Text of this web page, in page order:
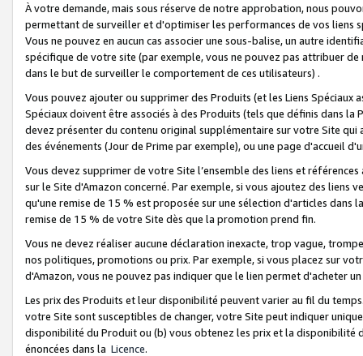
À votre demande, mais sous réserve de notre approbation, nous
permettant de surveiller et d'optimiser les performances de vos liens
Vous ne pouvez en aucun cas associer une sous-balise, un autre
spécifique de votre site (par exemple, vous ne pouvez pas attribuer
dans le but de surveiller le comportement de ces utilisateurs) .
Vous pouvez ajouter ou supprimer des Produits (et les Liens
Spéciaux doivent être associés à des Produits (tels que définis dans
devez présenter du contenu original supplémentaire sur votre Site qui
des événements (Jour de Prime par exemple), ou une page d'accueil
Vous devez supprimer de votre Site l’ensemble des liens et
sur le Site d'Amazon concerné. Par exemple, si vous ajoutez des
qu'une remise de 15 % est proposée sur une sélection d'articles
remise de 15 % de votre Site dès que la promotion prend fin.
Vous ne devez réaliser aucune déclaration inexacte, trop vague,
nos politiques, promotions ou prix. Par exemple, si vous placez sur
d'Amazon, vous ne pouvez pas indiquer que le lien permet d'acheter
Les prix des Produits et leur disponibilité peuvent varier au fil du
votre Site sont susceptibles de changer, votre Site peut indiquer
disponibilité du Produit ou (b) vous obtenez les prix et la disponibilité
énoncées dans la Licence.